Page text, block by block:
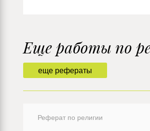
еще рефераты
Еще работы по
Реферат по религии